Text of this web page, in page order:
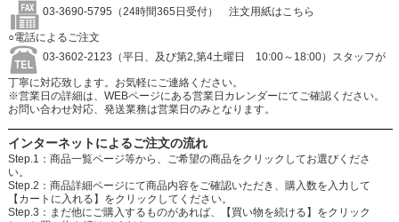
03-3690-5795（24時間365日受付）
注文用紙はこちら
○電話によるご注文
03-3602-2123（平日、及び第2,第4土曜日 10:00～18:00）スタッフが
丁寧に対応致します。お気軽にご連絡ください。
※営業日の詳細は、WEBページにある営業日カレンダーにてご確認ください。
お問い合わせ対応、発送業務は営業日のみとなります。
インターネットによるご注文の流れ
Step.1：商品一覧ページ等から、ご希望の商品をクリックしてお選びくださ
い。
Step.2：商品詳細ページにて商品内容をご確認いただき、購入数を入力して
【カートに入れる】をクリックしてください。
Step.3：まだ他にご購入するものがあれば、【買い物を続ける】をクリック